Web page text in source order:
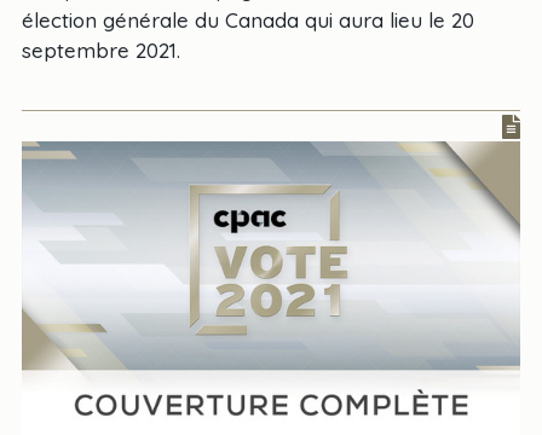
élection générale du Canada qui aura lieu le 20
septembre 2021.